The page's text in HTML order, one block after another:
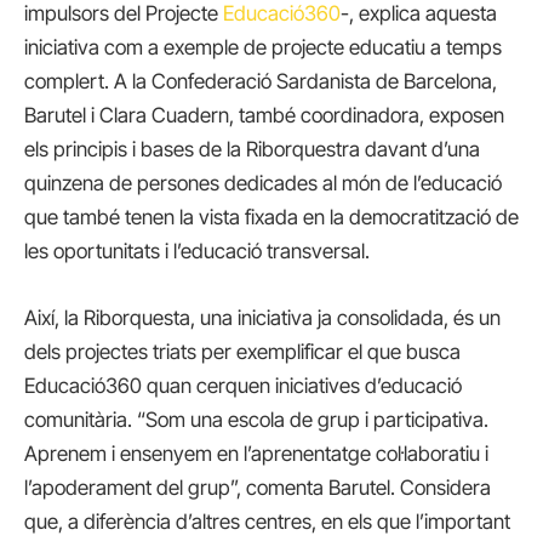
impulsors del Projecte Educació360-, explica aquesta
iniciativa com a exemple de projecte educatiu a temps
complert. A la Confederació Sardanista de Barcelona,
Barutel i Clara Cuadern, també coordinadora, exposen
els principis i bases de la Riborquestra davant d’una
quinzena de persones dedicades al món de l’educació
que també tenen la vista fixada en la democratització de
les oportunitats i l’educació transversal.
Així, la Riborquesta, una iniciativa ja consolidada, és un
dels projectes triats per exemplificar el que busca
Educació360 quan cerquen iniciatives d’educació
comunitària. “Som una escola de grup i participativa.
Aprenem i ensenyem en l’aprenentatge col·laboratiu i
l’apoderament del grup”, comenta Barutel. Considera
que, a diferència d’altres centres, en els que l’important